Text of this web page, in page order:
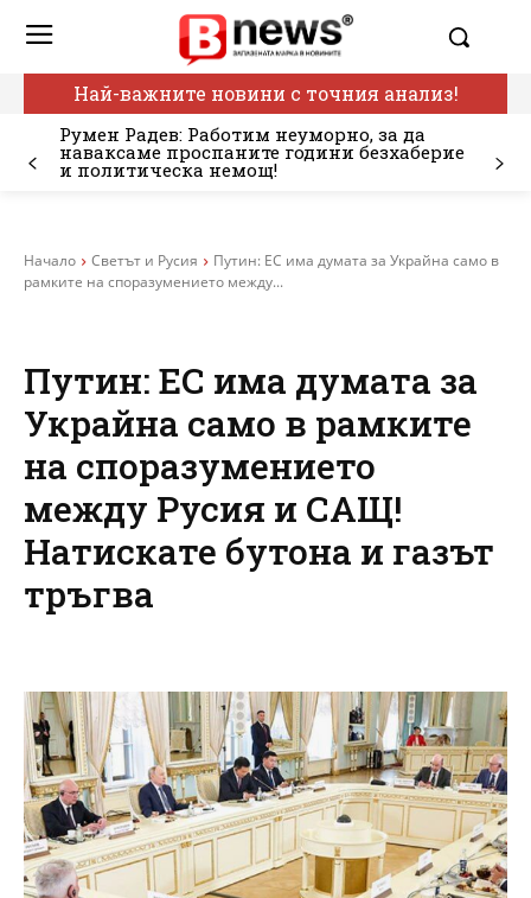
Най-важните новини с точния анализ!
Румен Радев: Работим неуморно, за да
наваксаме проспаните години безхаберие
и политическа немощ!
Начало Светът и Русия
Путин: ЕС има думата за Украйна само в
рамките на споразумението между...
Путин: ЕС има думата за
Украйна само в рамките
на споразумението
между Русия и САЩ!
Натискате бутона и газът
тръгва